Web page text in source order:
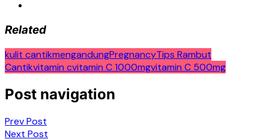
Related
kulit cantikmengandungPregnancyTips Rambut
Cantikvitamin cvitamin C 1000mgvitamin C 500mg
Post navigation
Prev Post
Next Post